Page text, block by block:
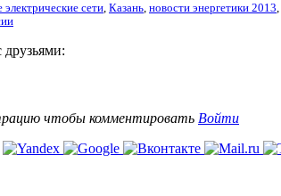
электрические сети Казань новости энергетики 2013
друзьями:
чтобы комментировать Войти